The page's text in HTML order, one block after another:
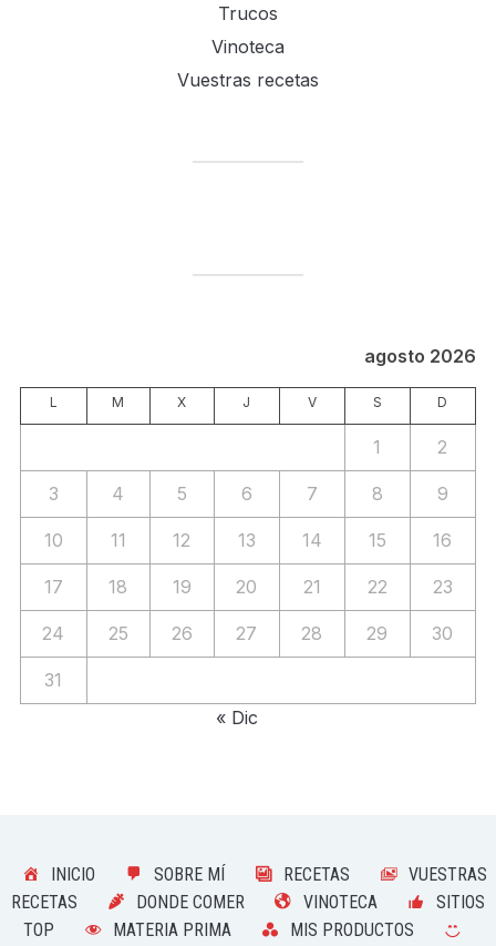
Trucos
Vinoteca
Vuestras recetas
agosto 2026
L M X J V S D
1 2
3 4 5 6 7 8 9
10 11 12 13 14 15 16
17 18 19 20 21 22 23
24 25 26 27 28 29 30
31
« Dic
INICIO SOBRE MÍ RECETAS
VUESTRAS
RECETAS
DONDE COMER VINOTECA
SITIOS
TOP
MATERIA PRIMA MIS PRODUCTOS